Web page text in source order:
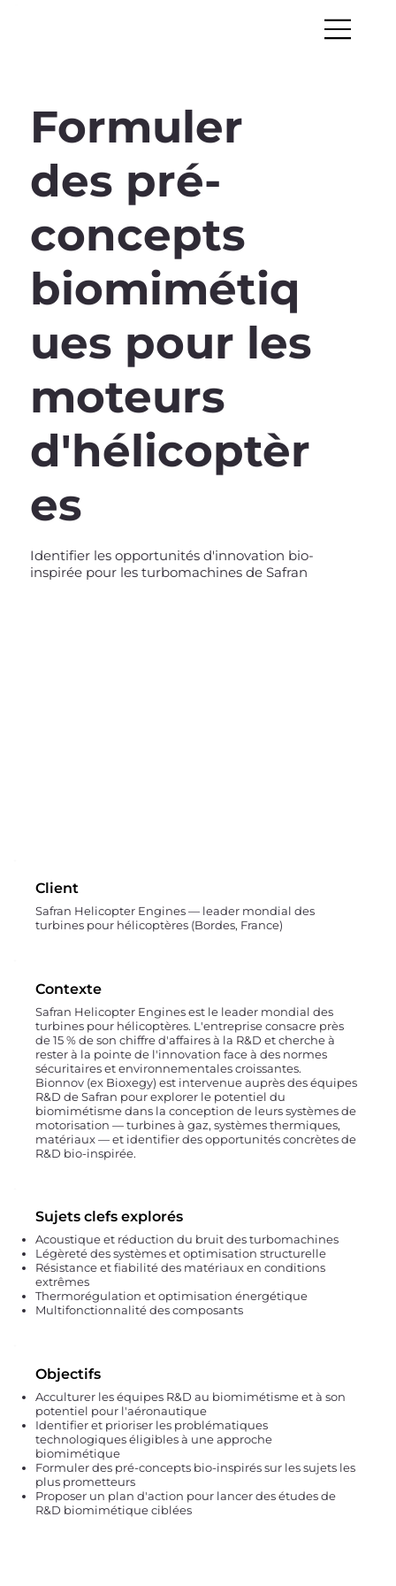
Formuler
des pré-
concepts
biomimétiq
ues pour les
moteurs
d'hélicoptèr
es
Identifier les opportunités d'innovation bio-
inspirée pour les turbomachines de Safran
Contexte
Safran Helicopter Engines est le leader mondial des
turbines pour hélicoptères. L'entreprise consacre près
de 15 % de son chiffre d'affaires à la R&D et cherche à
rester à la pointe de l'innovation face à des normes
sécuritaires et environnementales croissantes.
Bionnov (ex Bioxegy) est intervenue auprès des équipes
R&D de Safran pour explorer le potentiel du
biomimétisme dans la conception de leurs systèmes de
motorisation — turbines à gaz, systèmes thermiques,
matériaux — et identifier des opportunités concrètes de
R&D bio-inspirée.
Objectifs
Acculturer les équipes R&D au biomimétisme et à son
potentiel pour l'aéronautique
Identifier et prioriser les problématiques
technologiques éligibles à une approche
biomimétique
Formuler des pré-concepts bio-inspirés sur les sujets les
plus prometteurs
Proposer un plan d'action pour lancer des études de
R&D biomimétique ciblées
Sujets clefs explorés
Acoustique et réduction du bruit des turbomachines
Légèreté des systèmes et optimisation structurelle
Résistance et fiabilité des matériaux en conditions
extrêmes
Thermorégulation et optimisation énergétique
Multifonctionnalité des composants
Client
Safran Helicopter Engines — leader mondial des
turbines pour hélicoptères (Bordes, France)